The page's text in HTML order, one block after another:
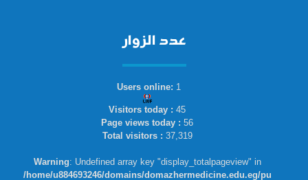
عدد الزوار
Users online: 1
Visitors today : 45
Page views today : 56
Total visitors : 37,319
Warning: Undefined array key "display_totalpageview" in
/home/u884693246/domains/domazhermedicine.edu.eg/pu